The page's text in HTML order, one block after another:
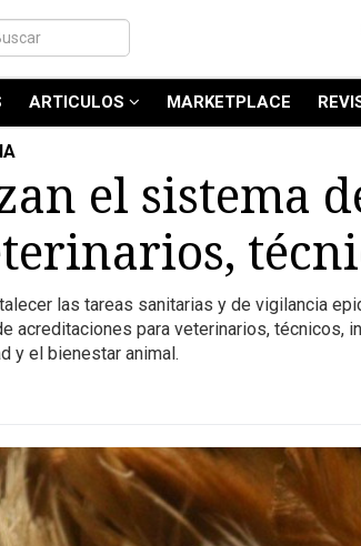
ARTICULOS MARKETPLACE
el sistema
las tareas sanitarias y de vigilancia
acreditaciones para veterinarios, técnicos,
y el bienestar animal.